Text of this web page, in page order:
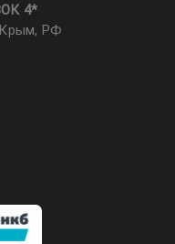
4*
Крым, РФ